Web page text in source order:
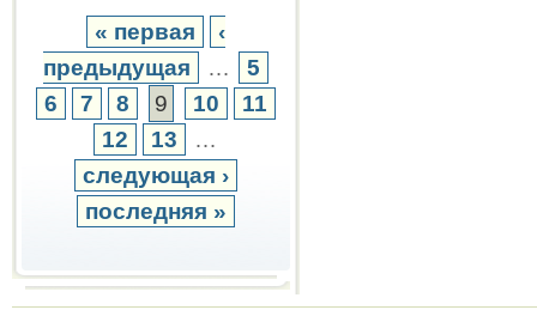
« первая
‹
предыдущая
…
5
6
7 8 9 10
11
12
13
…
следующая ›
последняя »